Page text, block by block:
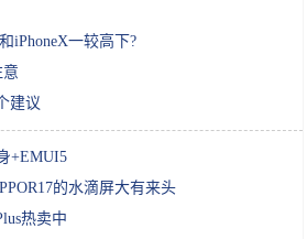
iPhoneX一较高下?
建议
+EMUI5
的水滴屏大有来头
热卖中